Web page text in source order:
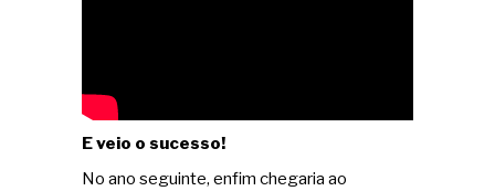
E veio o sucesso!
No ano seguinte, enfim chegaria ao